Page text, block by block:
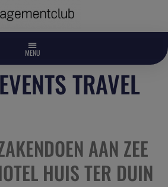
EVENTS TRAVEL
AAN ZEE
HUIS TER DUIN